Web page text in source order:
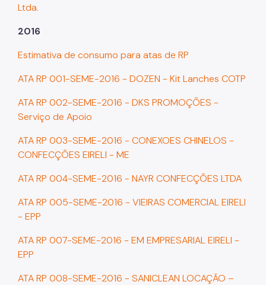
Ltda.
2016
Estimativa de consumo para atas de RP
ATA RP 001-SEME-2016 - DOZEN - Kit Lanches COTP
ATA RP 002-SEME-2016 - DKS PROMOÇÕES -
Serviço de Apoio
ATA RP 003-SEME-2016 - CONEXOES CHINELOS -
CONFECÇÕES EIRELI - ME
ATA RP 004-SEME-2016 - NAYR CONFECÇÕES LTDA
ATA RP 005-SEME-2016 - VIEIRAS COMERCIAL EIRELI
- EPP
ATA RP 007-SEME-2016 - EM EMPRESARIAL EIRELI -
EPP
ATA RP 008-SEME-2016 - SANICLEAN LOCAÇÃO –